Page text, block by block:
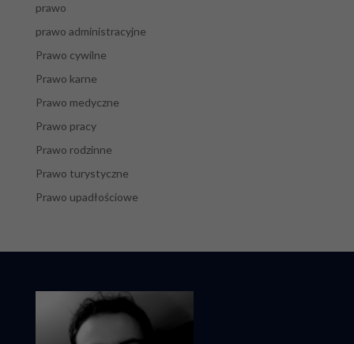
prawo
prawo administracyjne
Prawo cywilne
Prawo karne
Prawo medyczne
Prawo pracy
Prawo rodzinne
Prawo turystyczne
Prawo upadłościowe